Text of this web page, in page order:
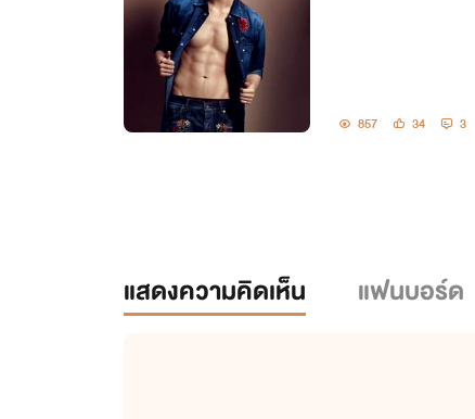
857 34 3
แสดงความคิดเห็น แฟนบอร์ด